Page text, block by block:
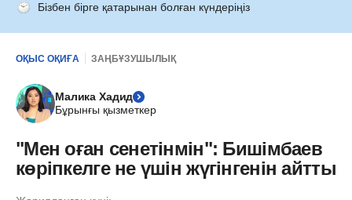
Бізбен бірге қатарынан болған күндеріңіз
ОҚЫС ОҚИҒА ЗАҢБҰЗУШЫЛЫҚ
Малика Хадид
Бұрынғы қызметкер
"Мен оған сенетінмін": Бишімбаев
көріпкелге не үшін жүгінгенін айтты